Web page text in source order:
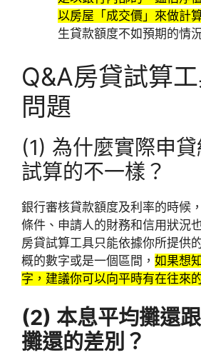
以房屋「成交價」來做計
生貸款額度不如預期的情
Q&A房貸試算
問題
(1) 為什麼實際申
試算的不一樣？
銀行審核貸款額度及利率的時候
條件、申請人的財務和信用狀況
房貸試算工具只能依據你所提供
概的數字或是一個區間， 如果想
字，建議你可以向平時有在往來
(2) 本息平均攤還
攤還的差別？